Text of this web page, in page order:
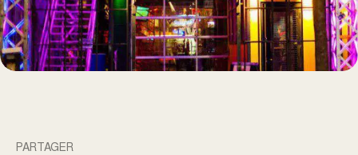
PARTAGER